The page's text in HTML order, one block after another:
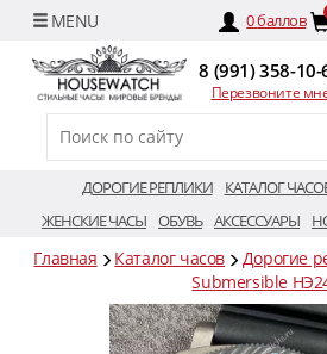
0баллов
8 (991) 358-10-
Перезвоните
ДОРОГИЕ РЕПЛИКИ КАТАЛОГ
ЖЕНСКИЕ ЧАСЫ ОБУВЬ АКСЕССУАРЫ
Главная Каталог часов Дорогие
Submersible